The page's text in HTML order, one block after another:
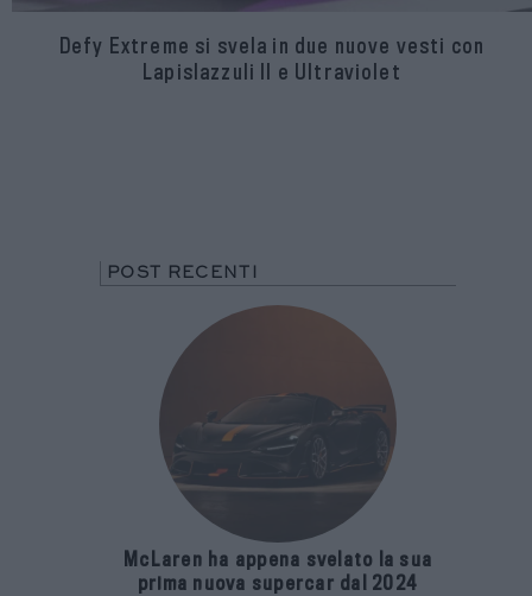
Defy Extreme si svela in due nuove vesti con
Lapislazzuli II e Ultraviolet
POST RECENTI
McLaren ha appena svelato la sua
prima nuova supercar dal 2024